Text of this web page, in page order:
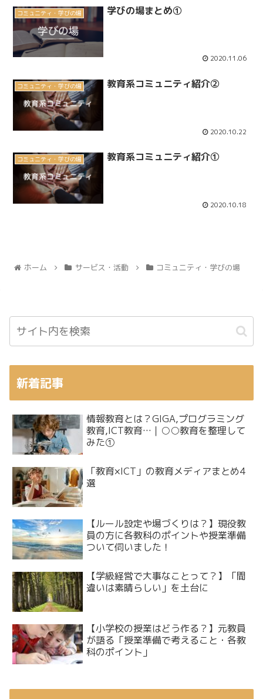
コミュニティ・学びの場 学びの場まとめ①
2020.11.06
コミュニティ・学びの場 教育系コミュニティ紹介②
2020.10.22
コミュニティ・学びの場 教育系コミュニティ紹介①
2020.10.18
ホーム サービス・活動 コミュニティ・学びの場
新着記事
情報教育とは？GIGA,プログラミング
教育,ICT教育…｜○○教育を整理して
みた①
「教育×ICT」の教育メディアまとめ4
選
【ルール設定や場づくりは？】現役教
員の方に各教科のポイントや授業準備
ついて伺いました！
【学級経営で大事なことって？】「間
違いは素晴らしい」を土台に
【小学校の授業はどう作る？】元教員
が語る「授業準備で考えること・各教
科のポイント」